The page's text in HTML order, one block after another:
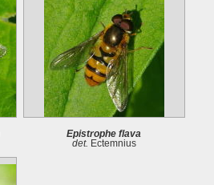
Epistrophe flava
det. Ectemnius